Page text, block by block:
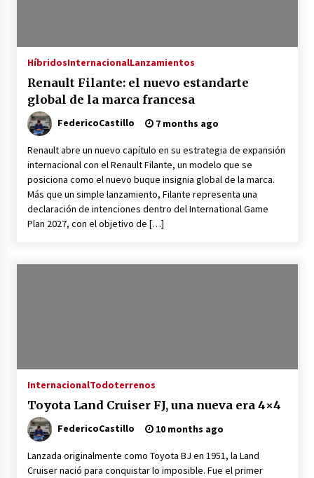
Porsche 911 GTS T-Hybrid, un 911 híbrido que
no es híbrido
11 months ago
Ferrari Amalfi, la nueva Dolce Vita V8
11 months ago
HíbridosInternacionalLanzamientos
Renault Filante: el nuevo estandarte
global de la marca francesa
FedericoCastillo 7 months ago
Renault abre un nuevo capítulo en su estrategia de expansión
internacional con el Renault Filante, un modelo que se
posiciona como el nuevo buque insignia global de la marca.
Más que un simple lanzamiento, Filante representa una
declaración de intenciones dentro del International Game
Plan 2027, con el objetivo de […]
InternacionalTodoterrenos
Toyota Land Cruiser FJ, una nueva era 4×4
FedericoCastillo 10 months ago
Lanzada originalmente como Toyota BJ en 1951, la Land
Cruiser nació para conquistar lo imposible. Fue el primer